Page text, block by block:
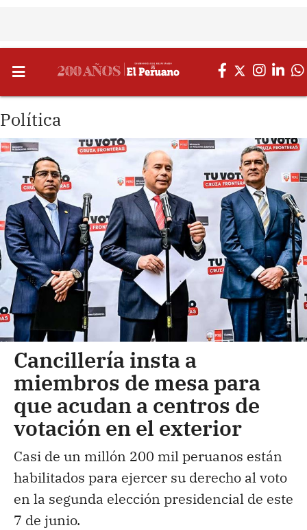
Política
Cancillería insta a
miembros de mesa para
que acudan a centros de
votación en el exterior
Casi de un millón 200 mil peruanos están
habilitados para ejercer su derecho al voto
en la segunda elección presidencial de este
7 de junio.